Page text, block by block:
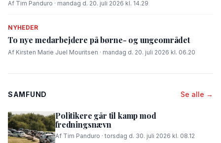
Af Tim Panduro · mandag d. 20. juli 2026 kl. 14.29
NYHEDER
To nye medarbejdere på børne- og ungeområdet
Af Kirsten Marie Juel Mouritsen · mandag d. 20. juli 2026 kl. 06.20
SAMFUND Se alle →
Politikere går til kamp mod
fredningsnævn
Af Tim Panduro · torsdag d. 30. juli 2026 kl. 08.12